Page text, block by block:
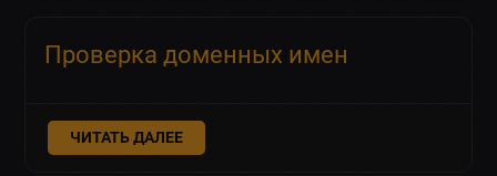
Проверка доменных имен
ЧИТАТЬ ДАЛЕЕ